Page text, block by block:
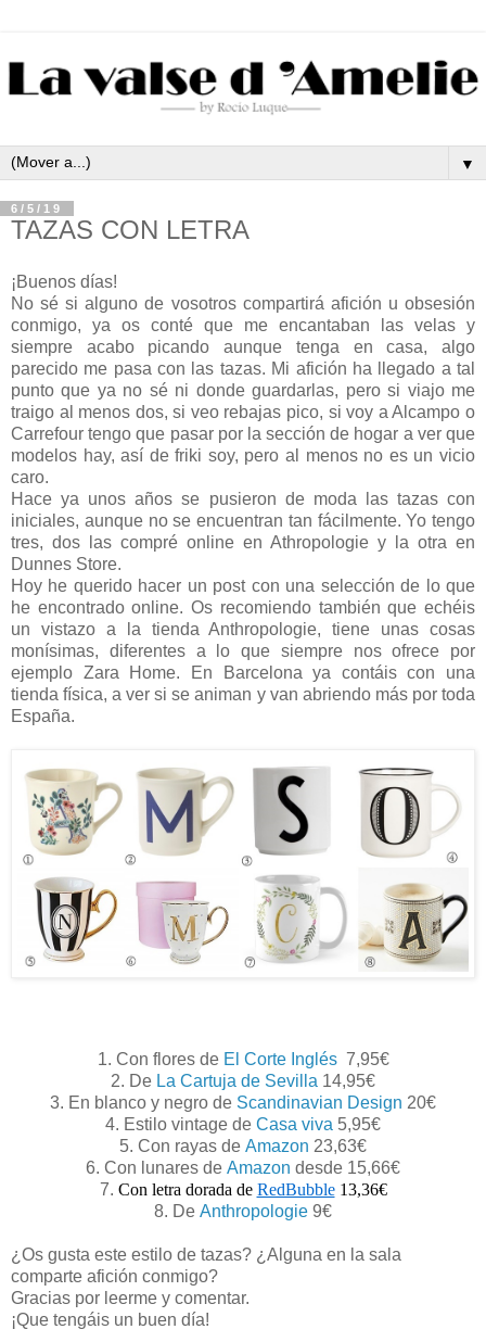
▼
6/5/19
TAZAS CON LETRA
¡Buenos días!
No sé si alguno de vosotros compartirá afición u obsesión
conmigo, ya os conté que me encantaban las velas y
siempre acabo picando aunque tenga en casa, algo
parecido me pasa con las tazas. Mi afición ha llegado a tal
punto que ya no sé ni donde guardarlas, pero si viajo me
traigo al menos dos, si veo rebajas pico, si voy a Alcampo o
Carrefour tengo que pasar por la sección de hogar a ver que
modelos hay, así de friki soy, pero al menos no es un vicio
caro.
Hace ya unos años se pusieron de moda las tazas con
iniciales, aunque no se encuentran tan fácilmente. Yo tengo
tres, dos las compré online en Athropologie y la otra en
Dunnes Store.
Hoy he querido hacer un post con una selección de lo que
he encontrado online. Os recomiendo también que echéis
un vistazo a la tienda Anthropologie, tiene unas cosas
monísimas, diferentes a lo que siempre nos ofrece por
ejemplo Zara Home. En Barcelona ya contáis con una
tienda física, a ver si se animan y van abriendo más por toda
España.
1. Con flores de El Corte Inglés 7,95€
2. De La Cartuja de Sevilla 14,95€
3. En blanco y negro de Scandinavian Design 20€
4. Estilo vintage de Casa viva 5,95€
5. Con rayas de Amazon 23,63€
6. Con lunares de Amazon desde 15,66€
7. Con letra dorada de RedBubble13,36€
8. De Anthropologie 9€
¿Os gusta este estilo de tazas? ¿Alguna en la sala
comparte afición conmigo?
Gracias por leerme y comentar.
¡Que tengáis un buen día!